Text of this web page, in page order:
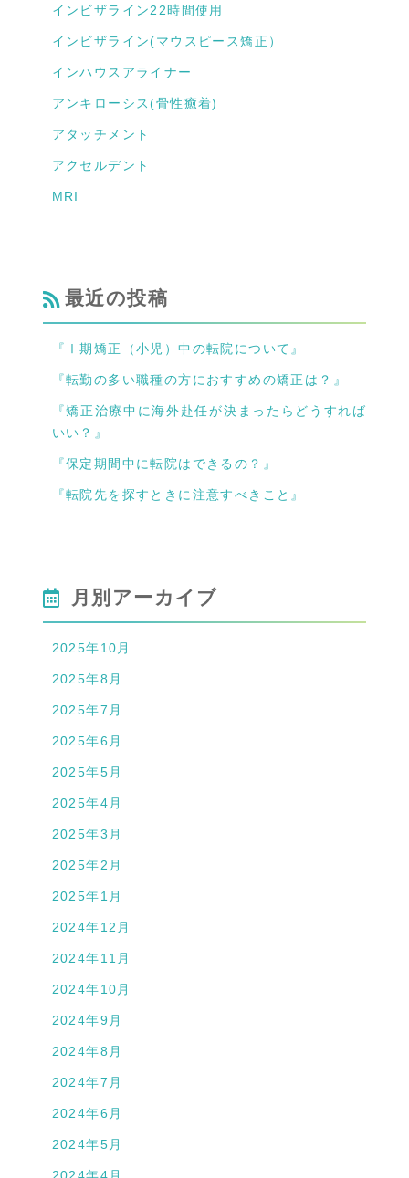
インビザライン22時間使用
インビザライン(マウスピース矯正）
インハウスアライナー
アンキローシス(骨性癒着)
アタッチメント
アクセルデント
MRI
最近の投稿
『Ⅰ期矯正（小児）中の転院について』
『転勤の多い職種の方におすすめの矯正は？』
『矯正治療中に海外赴任が決まったらどうすれば
いい？』
『保定期間中に転院はできるの？』
『転院先を探すときに注意すべきこと』
月別アーカイブ
2025年10月
2025年8月
2025年7月
2025年6月
2025年5月
2025年4月
2025年3月
2025年2月
2025年1月
2024年12月
2024年11月
2024年10月
2024年9月
2024年8月
2024年7月
2024年6月
2024年5月
2024年4月